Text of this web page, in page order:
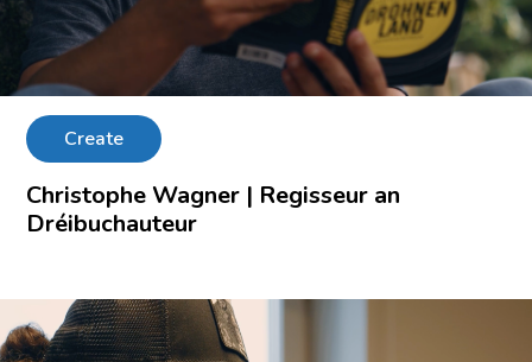
Create
Christophe Wagner | Regisseur an
Dréibuchauteur